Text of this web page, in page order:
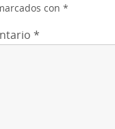
con *
*